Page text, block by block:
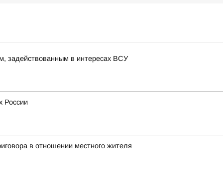
задействованным в интересах ВСУ
России
в отношении местного жителя